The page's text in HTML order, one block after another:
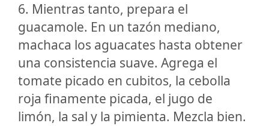
6. Mientras tanto, prepara el
guacamole. En un tazón mediano,
machaca los aguacates hasta obtener
una consistencia suave. Agrega el
tomate picado en cubitos, la cebolla
roja finamente picada, el jugo de
limón, la sal y la pimienta. Mezcla bien.